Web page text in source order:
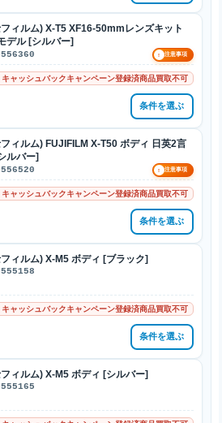
ィルム) X-T5 XF16-50mmレンズキット
デル [シルバー]
! 注意事項
ャッシュバックキャンペーン登録済商品買取不可
条件を選ぶ
ィルム) FUJIFILM X-T50 ボディ 日英2言
ルバー]
! 注意事項
ャッシュバックキャンペーン登録済商品買取不可
条件を選ぶ
ィルム) X-M5 ボディ [ブラック]
ャッシュバックキャンペーン登録済商品買取不可
条件を選ぶ
ィルム) X-M5 ボディ [シルバー]